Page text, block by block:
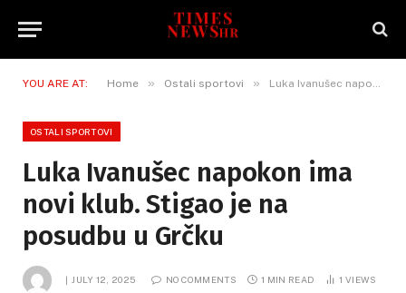
YOU ARE AT: Home » Ostali sportovi » Luka Ivanušec napokon ima novi klub. Stigao je na posudbu u Grčku
OSTALI SPORTOVI
Luka Ivanušec napokon ima
novi klub. Stigao je na
posudbu u Grčku
JULY 12, 2025 NO COMMENTS 1 MIN READ 1VIEWS